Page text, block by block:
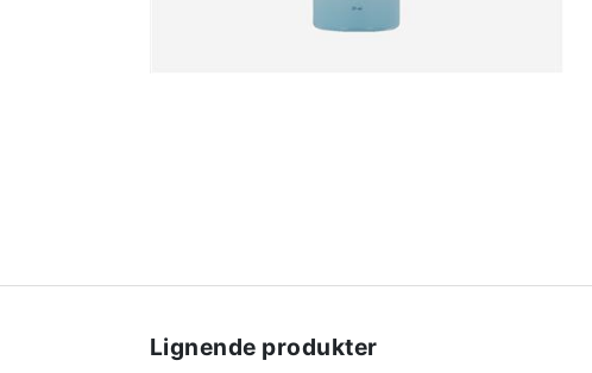
Lignende produkter